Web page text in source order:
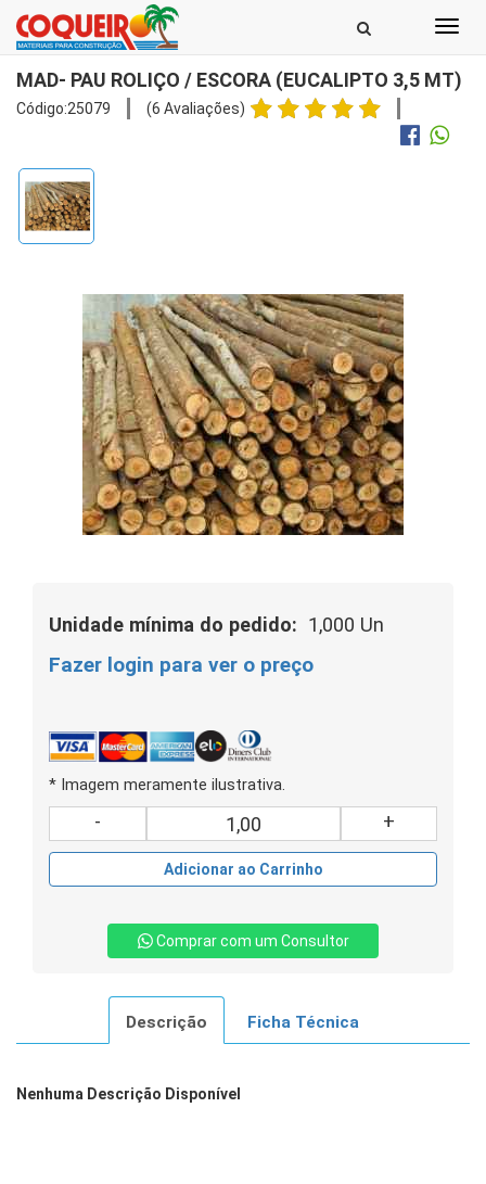
MAD- PAU ROLIÇO / ESCORA (EUCALIPTO 3,5 MT)
Código:25079 (6 Avaliações)
Unidade mínima do pedido: 1,000 Un
Fazer login para ver o preço
* Imagem meramente ilustrativa.
- +
Adicionar ao Carrinho
Comprar com um Consultor
Descrição Ficha Técnica
Nenhuma Descrição Disponível